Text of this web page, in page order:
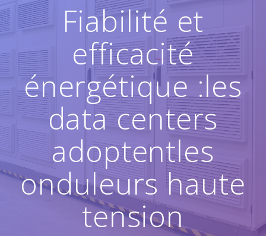
Fiabilité et
efficacité
énergétique :les
data centers
adoptentles
onduleurs haute
tension